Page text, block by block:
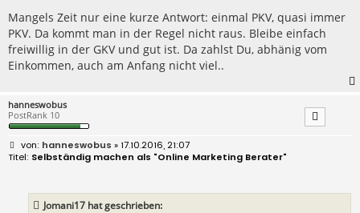
r
a
g
Mangels Zeit nur eine kurze Antwort: einmal PKV, quasi immer
PKV. Da kommt man in der Regel nicht raus. Bleibe einfach
freiwillig in der GKV und gut ist. Da zahlst Du, abhänig vom
Einkommen, auch am Anfang nicht viel..
hanneswobus
PostRank 10
B
e
hanneswobus » 17.10.2016, 21:07
Selbständig machen als "Online Marketing Berater"
Jomani17 hat geschrieben: